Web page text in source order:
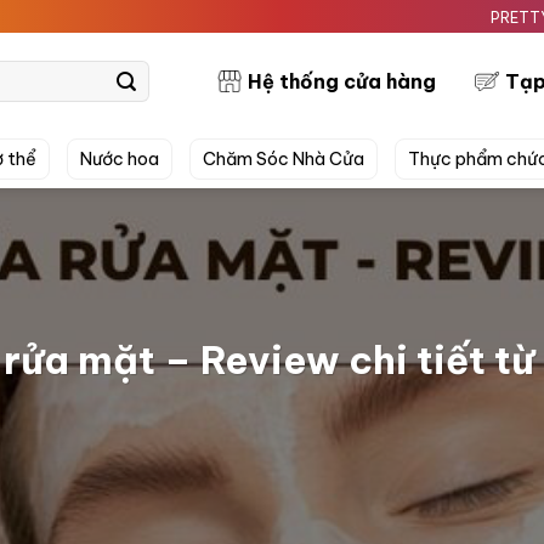
PRETTYSKIN MỸ
Hệ thống cửa hàng
thể Nước hoa Chăm Sóc Nhà Cửa Thực phẩm
rửa mặt – Review chi tiết